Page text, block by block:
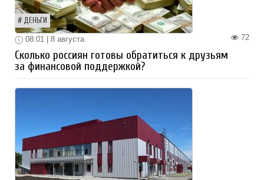
ДЕНЬГИ
72
08:01 | 8 августа
Сколько россиян готовы обратиться к друзьям
за финансовой поддержкой?